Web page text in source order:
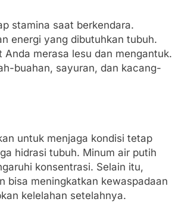
stamina saat berkendara.
energi yang dibutuhkan tubuh.
merasa lesu dan mengantuk.
buahan, sayuran, dan kacang-
untuk menjaga kondisi tetap
hidrasi tubuh. Minum air putih
konsentrasi. Selain itu,
bisa meningkatkan kewaspadaan
kelelahan setelahnya.